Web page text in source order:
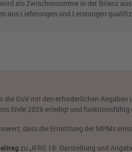
als Zwischensumme in der Bilanz
aus Lieferungen und Leistungen
die GuV mit den erforderlichen
Ende 2026 erledigt und
dass die Ermittlung der MPMs
zu „IFRS 18: Darstellung und